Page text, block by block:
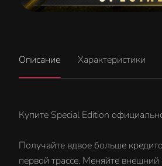
Описание Характеристики
Купите Special Edition
Получайте вдвое больше
первой трассе. Меняйте